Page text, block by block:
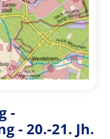
-
- 20.-21. Jh.